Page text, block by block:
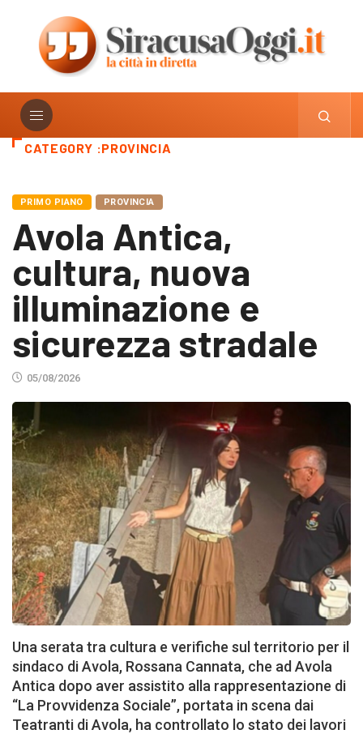
CATEGORY :PROVINCIA
PRIMO PIANO PROVINCIA
Avola Antica,
cultura, nuova
illuminazione e
sicurezza stradale
05/08/2026
Una serata tra cultura e verifiche sul territorio per il
sindaco di Avola, Rossana Cannata, che ad Avola
Antica dopo aver assistito alla rappresentazione di
“La Provvidenza Sociale”, portata in scena dai
Teatranti di Avola, ha controllato lo stato dei lavori